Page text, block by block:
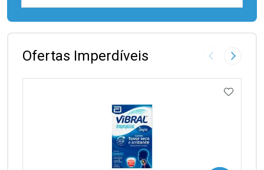
FECHAR
FECHAR
Ofertas Imperdíveis Imagem